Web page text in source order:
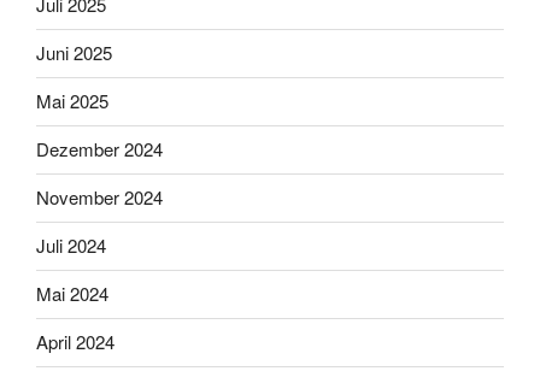
Juni 2025
Mai 2025
Dezember 2024
November 2024
Juli 2024
Mai 2024
April 2024